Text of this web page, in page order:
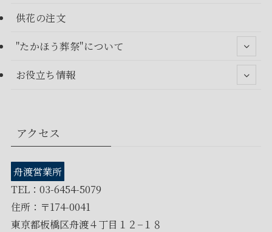
供花の注文
"たかほう葬祭"について
お役立ち情報
アクセス
舟渡営業所
TEL：03-6454-5079
住所：〒174-0041
東京都板橋区舟渡４丁目１２−１８